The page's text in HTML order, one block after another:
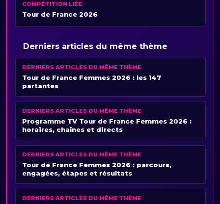
COMPÉTITION LIÉE
Tour de France 2026
Derniers articles du même thème
DERNIERS ARTICLES DU MÊME THÈME
Tour de France Femmes 2026 : les 147
partantes
DERNIERS ARTICLES DU MÊME THÈME
Programme TV Tour de France Femmes 2026 :
horaires, chaînes et directs
DERNIERS ARTICLES DU MÊME THÈME
Tour de France Femmes 2026 : parcours,
engagées, étapes et résultats
DERNIERS ARTICLES DU MÊME THÈME